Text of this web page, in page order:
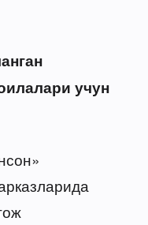
учун